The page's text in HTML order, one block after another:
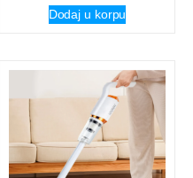
Dodaj u korpu